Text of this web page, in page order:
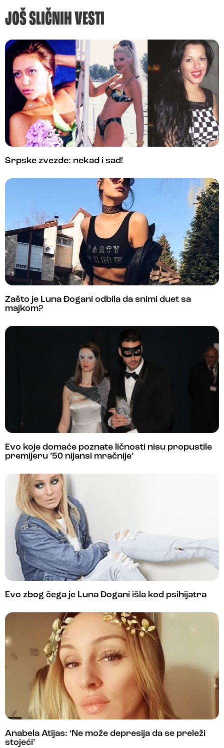
JOŠ SLIČNIH VESTI
Srpske zvezde: nekad i sad!
Zašto je Luna Đogani odbila da snimi duet sa
majkom?
Evo koje domaće poznate ličnosti nisu propustile
premijeru ’50 nijansi mračnije’
Evo zbog čega je Luna Đogani išla kod psihijatra
Anabela Atijas: ‘Ne može depresija da se preleži
stojeći’